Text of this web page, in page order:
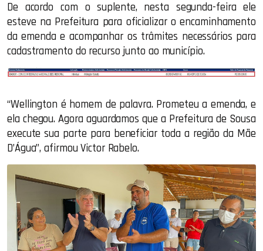
De acordo com o suplente, nesta segunda-feira ele
esteve na Prefeitura para oficializar o encaminhamento
da emenda e acompanhar os trâmites necessários para
cadastramento do recurso junto ao município.
“Wellington é homem de palavra. Prometeu a emenda, e
ela chegou. Agora aguardamos que a Prefeitura de Sousa
execute sua parte para beneficiar toda a região da Mãe
D’Água”, afirmou Victor Rabelo.